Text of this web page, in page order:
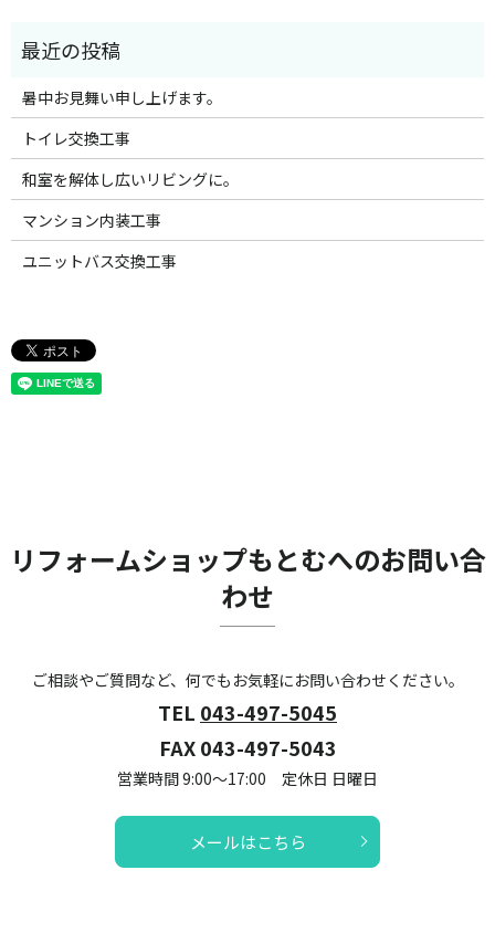
暑中お見舞い申し上げます。
トイレ交換工事
和室を解体し広いリビングに。
マンション内装工事
ユニットバス交換工事
リフォームショップもとむへのお問い合
わせ
ご相談やご質問など、何でもお気軽にお問い合わせください。
TEL 043-497-5045
FAX 043-497-5043
営業時間 9:00～17:00 定休日 日曜日
メールはこちら